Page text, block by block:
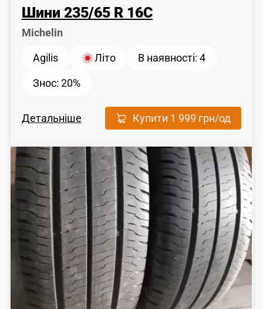
Шини 235/65 R 16C
Michelin
Agilis Літо В наявності: 4
Знос: 20%
Детальніше Купити 1 999 грн/од